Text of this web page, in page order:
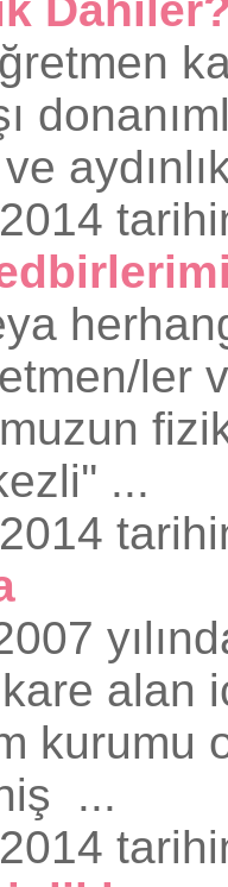
ler
...
alan
kurumu
...